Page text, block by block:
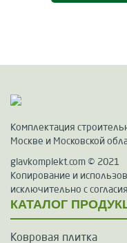
Комплектация
Москве и Московской
glavkomplekt.com © 2021
Копирование и
исключительно с
КАТАЛОГ
Ковровая плитка